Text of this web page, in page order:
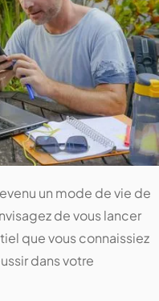
un mode de vie de
de vous lancer
que vous connaissiez
dans votre